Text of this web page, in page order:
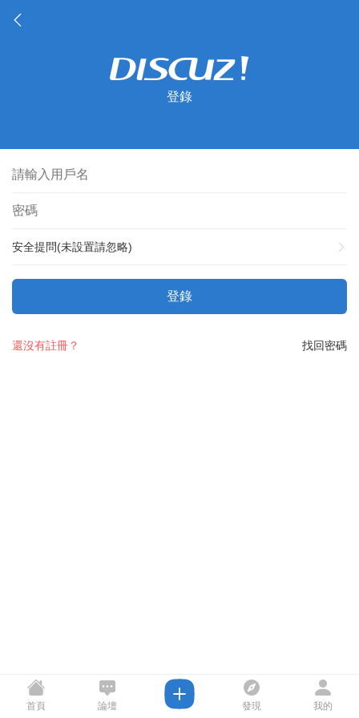
登錄
安全提問(未設置請忽略)
登錄
找回密碼
還沒有註冊？
首頁 論壇 發現 我的